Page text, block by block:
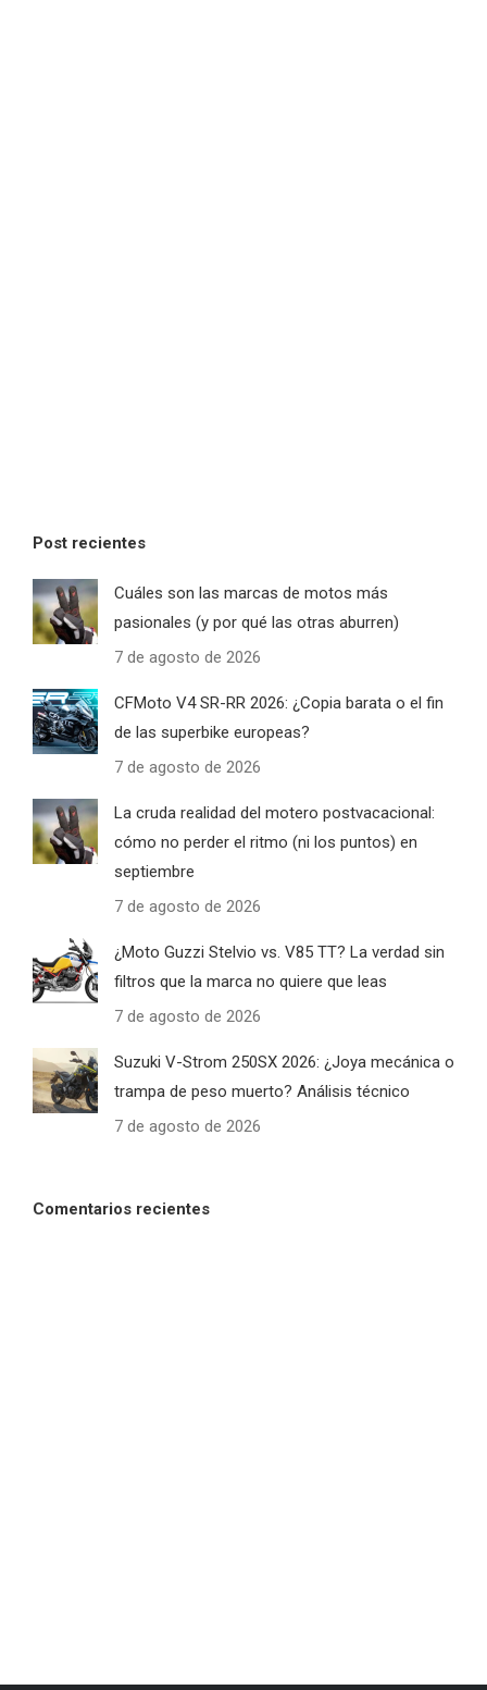
Post recientes
Cuáles son las marcas de motos más
pasionales (y por qué las otras aburren)
7 de agosto de 2026
CFMoto V4 SR-RR 2026: ¿Copia barata o el fin
de las superbike europeas?
7 de agosto de 2026
La cruda realidad del motero postvacacional:
cómo no perder el ritmo (ni los puntos) en
septiembre
7 de agosto de 2026
¿Moto Guzzi Stelvio vs. V85 TT? La verdad sin
filtros que la marca no quiere que leas
7 de agosto de 2026
Suzuki V-Strom 250SX 2026: ¿Joya mecánica o
trampa de peso muerto? Análisis técnico
7 de agosto de 2026
Comentarios recientes